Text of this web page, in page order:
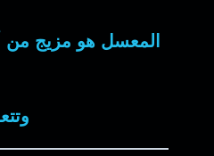
المعسل هو مزيج من